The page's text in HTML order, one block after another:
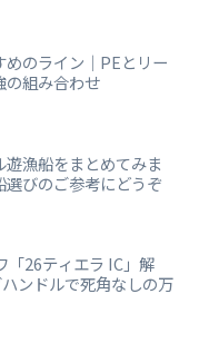
のライン｜PEとリー
の組み合わせ
漁船をまとめてみま
選びのご参考にどうぞ
「26ティエラ IC」解
ンドルで死角なしの万